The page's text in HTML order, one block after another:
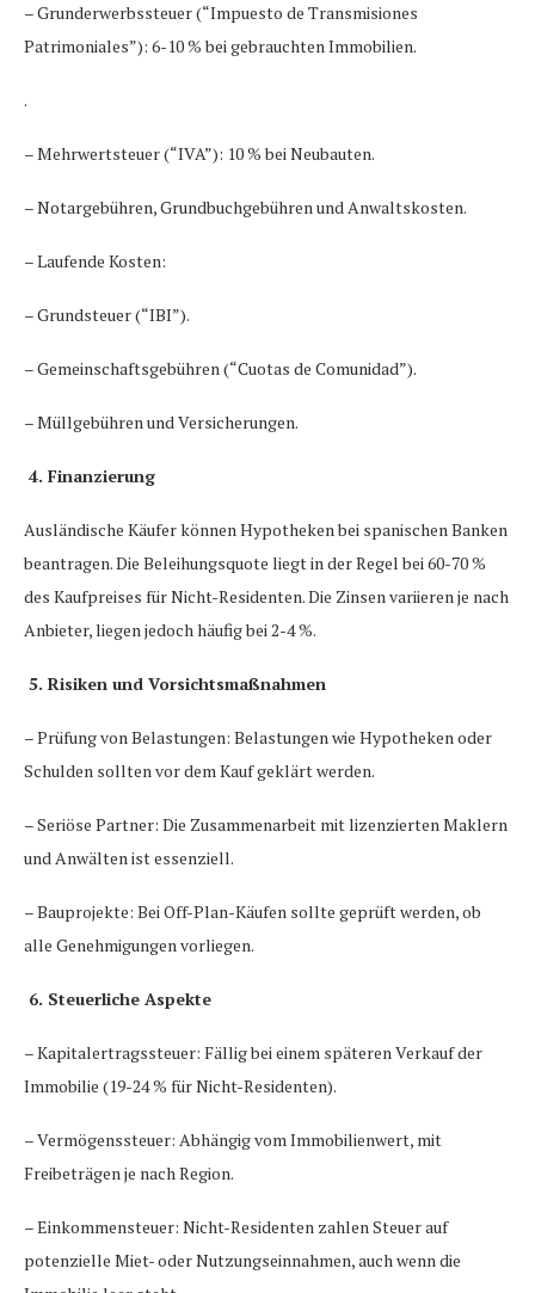
– Grunderwerbssteuer (“Impuesto de Transmisiones
Patrimoniales”): 6-10 % bei gebrauchten Immobilien.
.
– Mehrwertsteuer (“IVA”): 10 % bei Neubauten.
– Notargebühren, Grundbuchgebühren und Anwaltskosten.
– Laufende Kosten:
– Grundsteuer (“IBI”).
– Gemeinschaftsgebühren (“Cuotas de Comunidad”).
– Müllgebühren und Versicherungen.
4. Finanzierung
Ausländische Käufer können Hypotheken bei spanischen Banken
beantragen. Die Beleihungsquote liegt in der Regel bei 60-70 %
des Kaufpreises für Nicht-Residenten. Die Zinsen variieren je nach
Anbieter, liegen jedoch häufig bei 2-4 %.
5. Risiken und Vorsichtsmaßnahmen
– Prüfung von Belastungen: Belastungen wie Hypotheken oder
Schulden sollten vor dem Kauf geklärt werden.
– Seriöse Partner: Die Zusammenarbeit mit lizenzierten Maklern
und Anwälten ist essenziell.
– Bauprojekte: Bei Off-Plan-Käufen sollte geprüft werden, ob
alle Genehmigungen vorliegen.
6. Steuerliche Aspekte
– Kapitalertragssteuer: Fällig bei einem späteren Verkauf der
Immobilie (19-24 % für Nicht-Residenten).
– Vermögenssteuer: Abhängig vom Immobilienwert, mit
Freibeträgen je nach Region.
– Einkommensteuer: Nicht-Residenten zahlen Steuer auf
potenzielle Miet- oder Nutzungseinnahmen, auch wenn die